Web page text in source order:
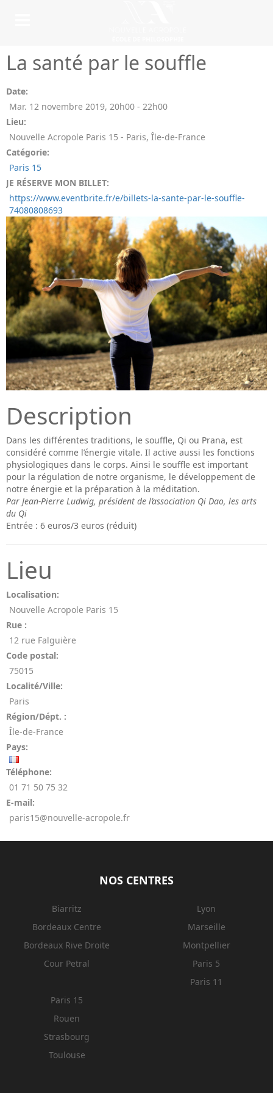
La santé par le souffle
Date:
Mar. 12 novembre 2019, 20h00 - 22h00
Lieu:
Nouvelle Acropole Paris 15 - Paris, Île-de-France
Catégorie:
Paris 15
JE RÉSERVE MON BILLET:
https://www.eventbrite.fr/e/billets-la-sante-par-le-souffle-
74080808693
Description
Dans les différentes traditions, le souffle, Qi ou Prana, est
considéré comme l’énergie vitale. Il active aussi les fonctions
physiologiques dans le corps. Ainsi le souffle est important
pour la régulation de notre organisme, le développement de
notre énergie et la préparation à la méditation.
Par Jean-Pierre Ludwig, président de l’association Qi Dao, les arts
du Qi
Entrée : 6 euros/3 euros (réduit)
Lieu
Localisation:
Nouvelle Acropole Paris 15
Rue :
12 rue Falguière
Code postal:
75015
Localité/Ville:
Paris
Région/Dépt. :
Île-de-France
Pays:
Téléphone:
01 71 50 75 32
E-mail:
paris15@nouvelle-acropole.fr
NOS CENTRES
Biarritz
Bordeaux Centre
Bordeaux Rive Droite
Cour Petral
Lyon
Marseille
Montpellier
Paris 5
Paris 11
Paris 15
Rouen
Strasbourg
Toulouse